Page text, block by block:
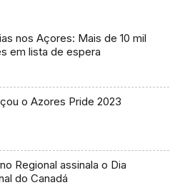
nos Açores: Mais de 10 mil
em lista de espera
o Azores Pride 2023
Regional assinala o Dia
do Canadá